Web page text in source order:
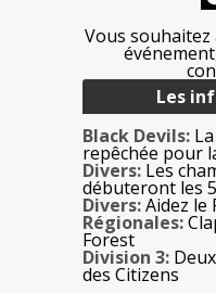
Vous
Les
Black Devils:
repêchée pour
Divers: Les
débuteront les
Divers:Aidez le
Régionales:
Forest
Division 3:
des Citizens